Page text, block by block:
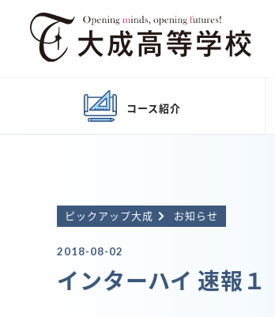
コース紹介
ピックアップ大成 お知らせ
2018-08-02
インターハイ 速報１